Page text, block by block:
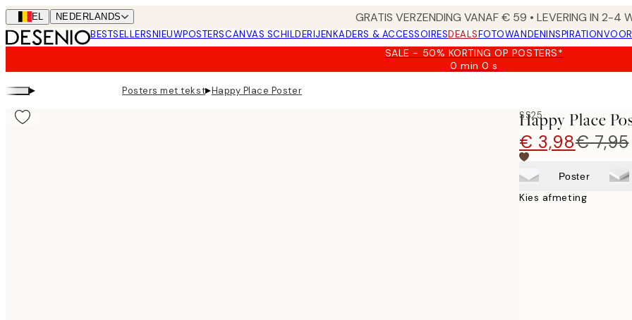
Skip
to
main
BEL NEDERLANDS GRATIS VERZENDING VANAF € 59 • LEVERING IN 2-4
BESTSELLERSNIEUWPOSTERSCANVAS SCHILDERIJENKADERS & ACCESSOIRESDEALSFOTOWANDENINSPIRATION
SALE - 50% KORTING OP POSTERS*
0 min0 s
Geldig
▸ Posters met tekst▸Happy Place Poster
SS25
Happy Place
€ 3,98€ 7,95
Poster
Kies afmeting